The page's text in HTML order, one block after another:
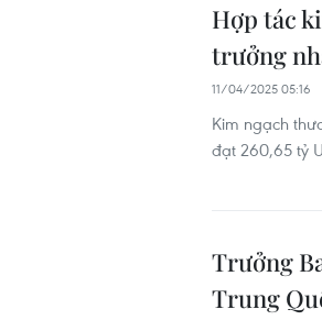
Hợp tác
trưởng
11/04/2025 05:16
Kim ngạch
đạt 260,65 tỷ
Trưởng
Trung